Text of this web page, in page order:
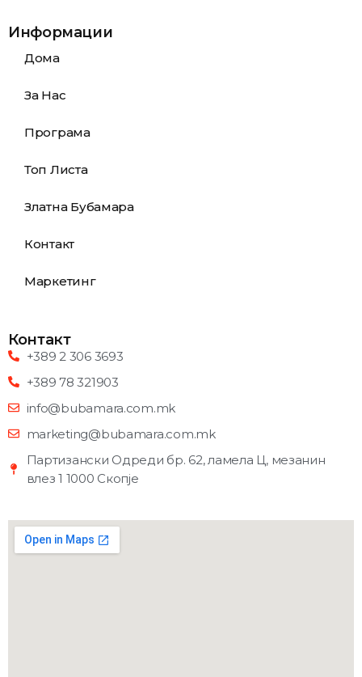
Информации
Дома
За Нас
Програма
Топ Листа
Златна Бубамара
Контакт
Маркетинг
Контакт
+389 2 306 3693
+389 78 321903
info@bubamara.com.mk
marketing@bubamara.com.mk
Партизански Одреди бр. 62, ламела Ц, мезанин
влез 1 1000 Скопје